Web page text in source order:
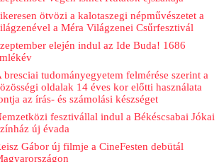
ötvözi a kalotaszegi népművészetet a
a Méra Világzenei Csűrfesztivál
elején indul az Ide Buda! 1686
bresciai tudományegyetem felmérése szerint a
oldalak 14 éves kor előtti használata
az írás- és számolási készséget
fesztivállal indul a Békéscsabai Jókai
új évada
Gábor új filmje a CineFesten debütál